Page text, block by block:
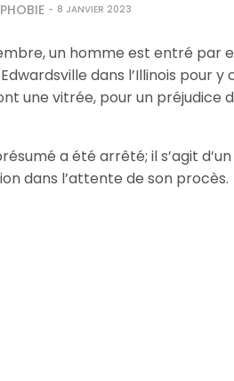
8 JANVIER 2023
un homme est entré par
dans l’Illinois pour
une vitrée, pour un préjudice
a été arrêté; il s’agit
dans l’attente de son procès.